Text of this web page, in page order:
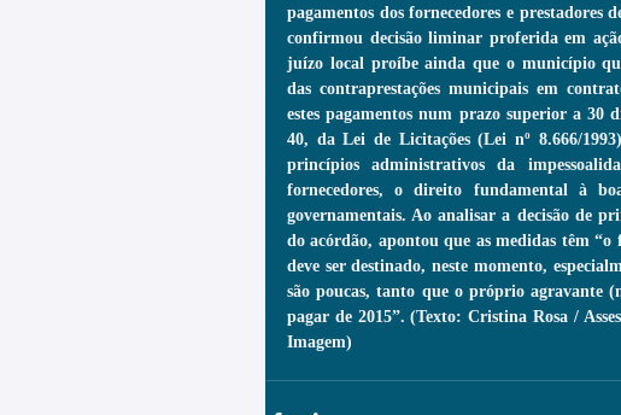
pagamentos dos fornecedores e prestadores
confirmou decisão liminar proferida em
juízo local proíbe ainda que o município
das contraprestações municipais em
estes pagamentos num prazo superior a 30
40, da Lei de Licitações (Lei nº 8.666/
princípios administrativos da
fornecedores, o direito fundamental à
governamentais. Ao analisar a decisão de
do acórdão, apontou que as medidas têm
deve ser destinado, neste momento,
são poucas, tanto que o próprio agravante
pagar de 2015”. (Texto: Cristina Rosa /
Imagem)